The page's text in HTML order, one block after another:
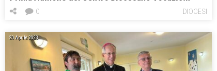
DIOCESI
0
20 Aprile 2023